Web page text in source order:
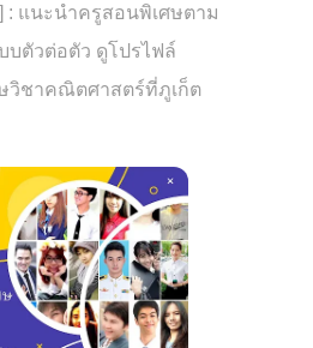
: แนะนำครูสอนพิเศษตาม
บตัวต่อตัว ดูโปรไฟล์
วิชาคณิตศาสตร์ที่ภูเก็ต